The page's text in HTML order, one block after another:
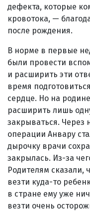
дефекта, которые
кровотока, —
после рождения.
В норме в первые
были провести
и расширить эти
время
сердце. Но на
расширить лишь
закрываться. Через
операции Анвару
дырочку врачи
закрылась. Из-за
Родителям сказали,
везти куда-то
в стране ему уже
везти очень